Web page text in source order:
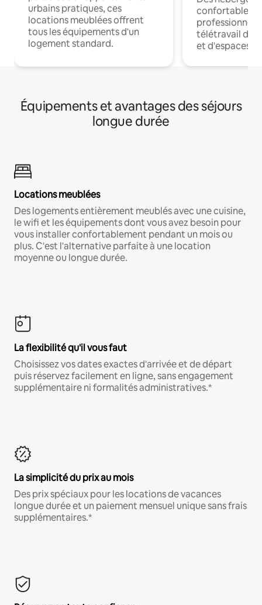
urbains pratiques, ces
locations meublées offrent
tous les équipements d'un
logement standard.
confortables
professionnels
télétravail
et d'espaces
Équipements et avantages des séjours
longue durée
Locations meublées
Des logements entièrement meublés avec une cuisine,
le wifi et les équipements dont vous avez besoin pour
vous installer confortablement pendant un mois ou
plus. C'est l'alternative parfaite à une location
moyenne ou longue durée.
La flexibilité qu'il vous faut
Choisissez vos dates exactes d'arrivée et de départ
puis réservez facilement en ligne, sans engagement
supplémentaire ni formalités administratives.*
La simplicité du prix au mois
Des prix spéciaux pour les locations de vacances
longue durée et un paiement mensuel unique sans frais
supplémentaires.*